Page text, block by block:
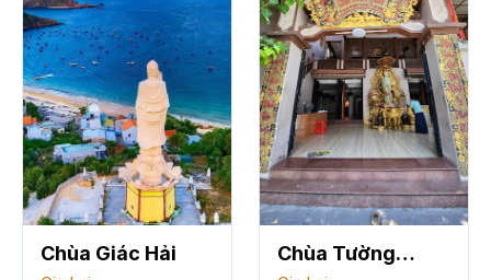
Chùa Giác Hải
Chùa Tường